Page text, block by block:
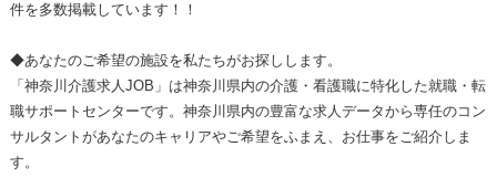
件を多数掲載しています！！
◆あなたのご希望の施設を私たちがお探しします。
「神奈川介護求人JOB」は神奈川県内の介護・看護職に特化した就職・転
職サポートセンターです。神奈川県内の豊富な求人データから専任のコン
サルタントがあなたのキャリアやご希望をふまえ、お仕事をご紹介しま
す。